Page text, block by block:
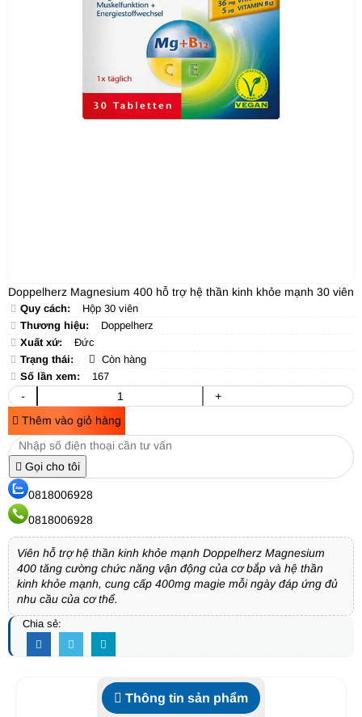
Doppelherz Magnesium 400 hỗ trợ hệ thần kinh khỏe mạnh 30 viên
Quy cách:
Hộp 30 viên
Thương hiệu:
Doppelherz
Xuất xứ:
Đức
Trạng thái:
Còn hàng
Số lần xem:
167
-
+
Thêm vào giỏ hàng
Gọi cho tôi
0818006928
0818006928
Viên hỗ trợ hệ thần kinh khỏe mạnh Doppelherz Magnesium
400 tăng cường chức năng vận động của cơ bắp và hệ thần
kinh khỏe mạnh, cung cấp 400mg magie mỗi ngày đáp ứng đủ
nhu cầu của cơ thể.
Chia sẻ:
Thông tin sản phẩm